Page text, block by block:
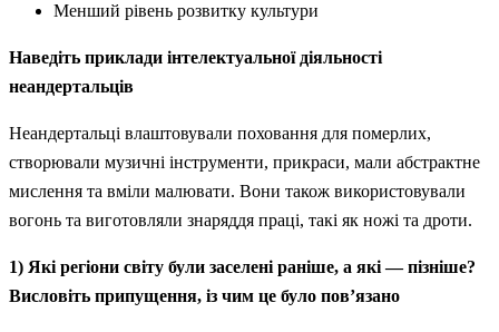
Менший рівень розвитку культури
Наведіть приклади інтелектуальної діяльності
неандертальців
Неандертальці влаштовували поховання для померлих,
створювали музичні інструменти, прикраси, мали абстрактне
мислення та вміли малювати. Вони також використовували
вогонь та виготовляли знаряддя праці, такі як ножі та дроти.
1) Які регіони світу були заселені раніше, а які — пізніше?
Висловіть припущення, із чим це було пов’язано